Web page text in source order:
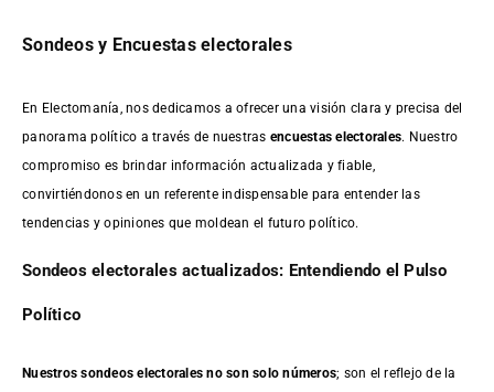
Sondeos y Encuestas electorales
En Electomanía, nos dedicamos a ofrecer una visión clara y precisa del
panorama político a través de nuestras encuestas electorales. Nuestro
compromiso es brindar información actualizada y fiable,
convirtiéndonos en un referente indispensable para entender las
tendencias y opiniones que moldean el futuro político.
Sondeos electorales actualizados: Entendiendo el Pulso
Político
Nuestros sondeos electorales no son solo números; son el reflejo de la